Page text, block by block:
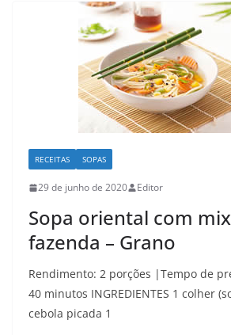
RECEITAS SOPAS
29 de junho de 2020 Editor
Sopa oriental com
fazenda – Grano
Rendimento: 2 porções |Tempo de
40 minutos INGREDIENTES 1 colher
cebola picada 1